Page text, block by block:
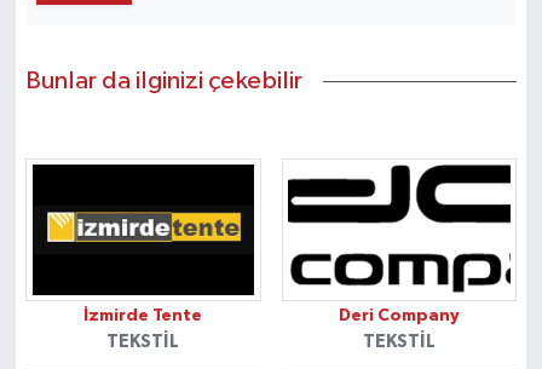
Bunlar da ilginizi çekebilir
İzmirde Tente
TEKSTIL
Deri Company
TEKSTIL